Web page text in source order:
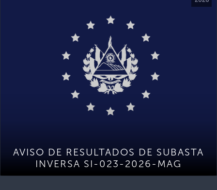
AVISO DE RESULTADOS DE SUBASTA
INVERSA SI-023-2026-MAG